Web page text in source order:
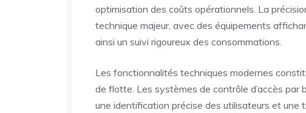
optimisation des coûts opérationnels. La
technique majeur, avec des équipements
ainsi un suivi rigoureux des consommations.
Les fonctionnalités techniques modernes
de flotte. Les systèmes de contrôle d’accès
une identification précise des utilisateurs et une